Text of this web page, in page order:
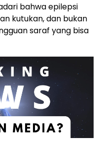
bahwa epilepsi
kutukan, dan bukan
saraf yang bisa